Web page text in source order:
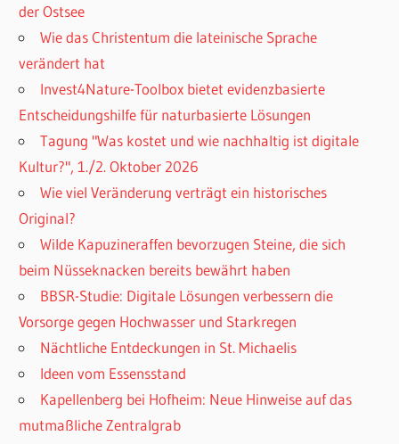
der Ostsee
Wie das Christentum die lateinische Sprache
verändert hat
Invest4Nature-Toolbox bietet evidenzbasierte
Entscheidungshilfe für naturbasierte Lösungen
Tagung "Was kostet und wie nachhaltig ist digitale
Kultur?", 1./2. Oktober 2026
Wie viel Veränderung verträgt ein historisches
Original?
Wilde Kapuzineraffen bevorzugen Steine, die sich
beim Nüsseknacken bereits bewährt haben
BBSR-Studie: Digitale Lösungen verbessern die
Vorsorge gegen Hochwasser und Starkregen
Nächtliche Entdeckungen in St. Michaelis
Ideen vom Essensstand
Kapellenberg bei Hofheim: Neue Hinweise auf das
mutmaßliche Zentralgrab